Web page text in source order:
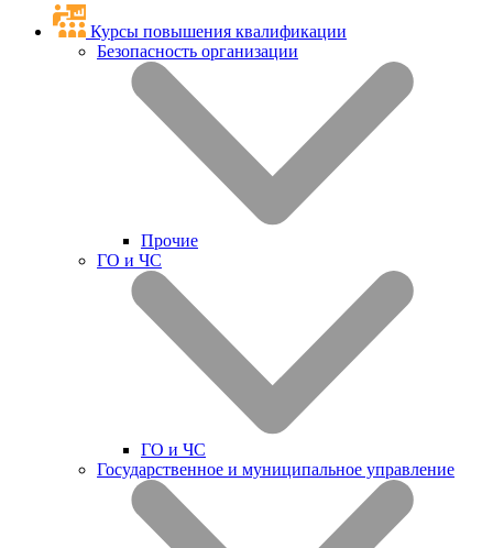
Курсы повышения квалификации
Безопасность организации
Прочие
ГО и ЧС
ГО и ЧС
Государственное и муниципальное управление